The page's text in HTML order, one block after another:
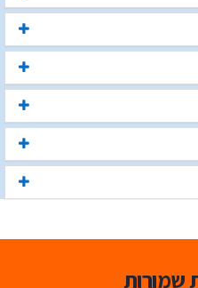
שמורות